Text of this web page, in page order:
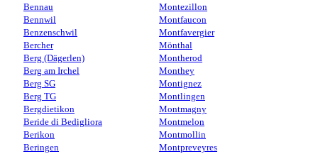
Bennau
Bennwil
Benzenschwil
Bercher
Berg (Dägerlen)
Berg am Irchel
Berg SG
Berg TG
Bergdietikon
Beride di Bedigliora
Berikon
Beringen
Montezillon
Montfaucon
Montfavergier
Mönthal
Montherod
Monthey
Montignez
Montlingen
Montmagny
Montmelon
Montmollin
Montpreveyres